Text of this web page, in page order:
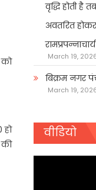
की
वृद्धि होती
अवतरित
रामप्रपन्नाचार्य
March 19,
बिक्रम नगर
March 19,
वीडियो